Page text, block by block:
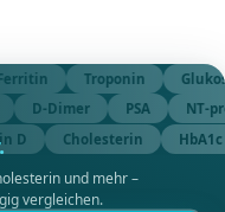
Troponin
D-Dimer PSA
NT-
D Cholesterin HbA1c
und mehr –
vergleichen.